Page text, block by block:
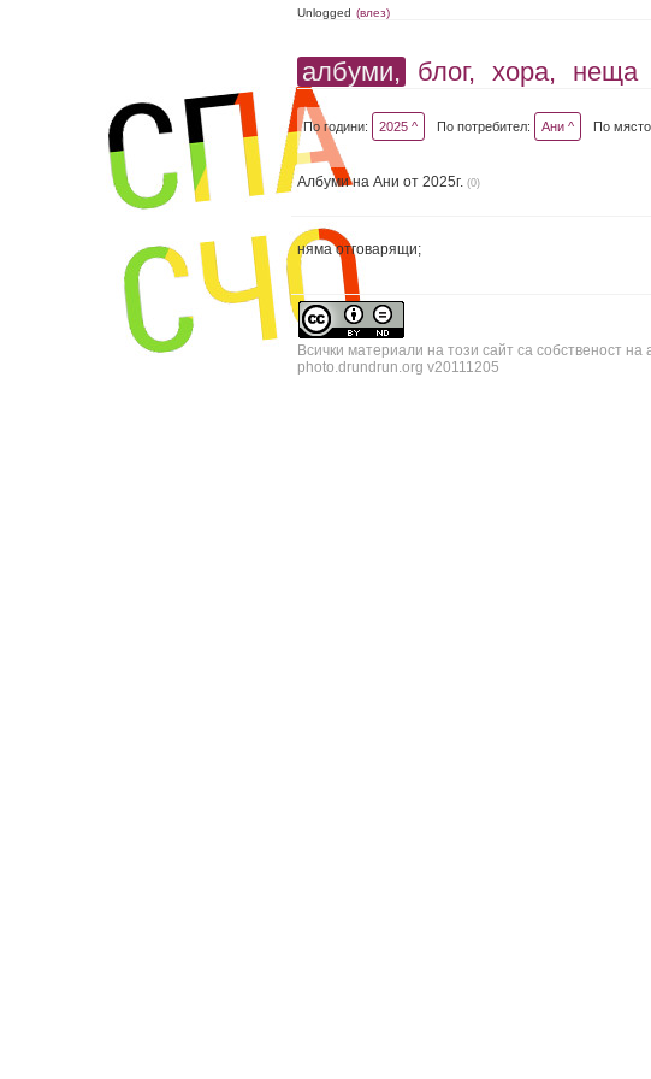
Unlogged (влез)
албуми, блог, хора, неща
По години: 2025 ^ По потребител: Ани ^ По
Албуми на Ани от 2025г. (0)
няма отговарящи;
Всички материали на този сайт са собственост
photo.drundrun.org v20111205